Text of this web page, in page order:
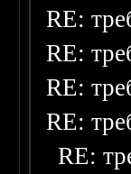
RE:
RE:
RE:
RE:
RE: